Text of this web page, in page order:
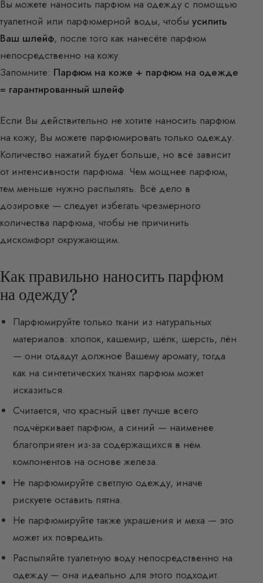
Вы можете наносить парфюм на одежду с помощью
туалетной или парфюмерной воды, чтобы усилить
Ваш шлейф, после того как нанесёте парфюм
непосредственно на кожу.
Запомните: Парфюм на коже + парфюм на одежде
= гарантированный шлейф
Если Вы действительно не хотите наносить парфюм
на кожу, Вы можете парфюмировать только одежду.
Количество нажатий будет больше, но всё зависит
от интенсивности парфюма. Чем мощнее парфюм,
тем меньше нужно распылять. Всё дело в
дозировке — следует избегать чрезмерного
количества парфюма, чтобы не причинить
дискомфорт окружающим.
Как правильно наносить парфюм
на одежду?
Парфюмируйте только ткани из натуральных
материалов: хлопок, кашемир, шёлк, шерсть, лён
— они отдадут должное Вашему аромату, тогда
как на синтетических тканях парфюм может
исказиться.
Считается, что красный цвет лучше всего
подчёркивает парфюм, а синий — наименее
благоприятен из-за содержащихся в нём
компонентов на основе железа.
Не парфюмируйте светлую одежду, иначе
рискуете оставить пятна.
Не парфюмируйте также украшения и меха — это
может их повредить.
Распыляйте туалетную воду непосредственно на
одежду — она идеально для этого подходит.